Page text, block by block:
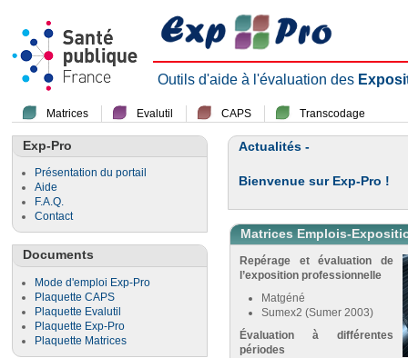
Outils d'aide à l'évaluation des
Matrices Evalutil CAPS Transcodage
Exp-Pro
Présentation du portail
Aide
F.A.Q.
Contact
Documents
Mode d'emploi Exp-Pro
Plaquette CAPS
Plaquette Evalutil
Plaquette Exp-Pro
Plaquette Matrices
Actualités -
Bienvenue sur Exp-Pro !
Matrices Emplois-
Repérage et évaluation de
l’exposition professionnelle
Matgéné
Sumex2 (Sumer 2003)
Évaluation à différentes
périodes